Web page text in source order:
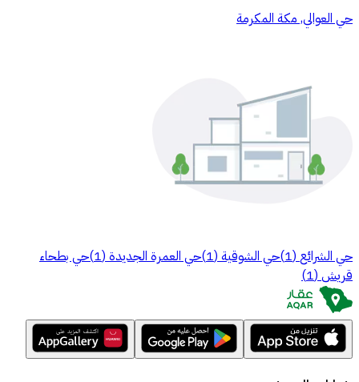
حي العوالي, مكة المكرمة
حي الشرائع(
1
)حي الشوقية(
1
)حي العمرة الجديدة(
1
)حي بطحاء
قريش(
1
)